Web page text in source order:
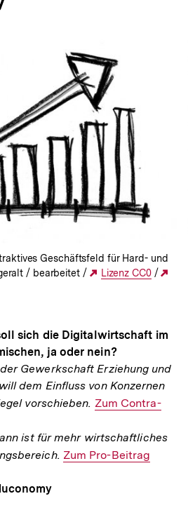
In
Lightbox
öffnen
Geschäftsfeld für Hard- und
/ bearbeitet /
Externer
Lizenz CC0/
sich die Digitalwirtschaft im
ja oder nein?
Gewerkschaft Erziehung und
dem Einfluss von Konzernen
vorschieben. Interner
Zum Contra-
ist für mehr wirtschaftliches
Interner
Zum Pro-Beitrag